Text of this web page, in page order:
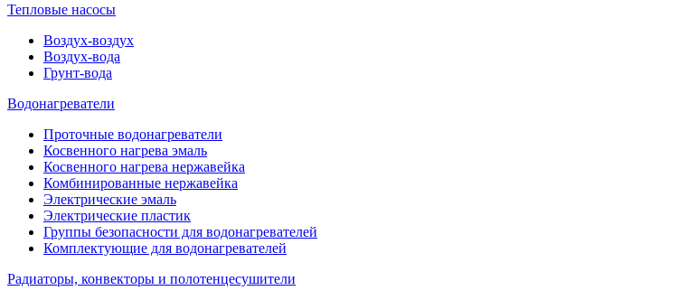
Тепловые насосы
Воздух-воздух
Воздух-вода
Грунт-вода
Водонагреватели
Проточные водонагреватели
Косвенного нагрева эмаль
Косвенного нагрева нержавейка
Комбинированные нержавейка
Электрические эмаль
Электрические пластик
Группы безопасности для водонагревателей
Комплектующие для водонагревателей
Радиаторы, конвекторы и полотенцесушители